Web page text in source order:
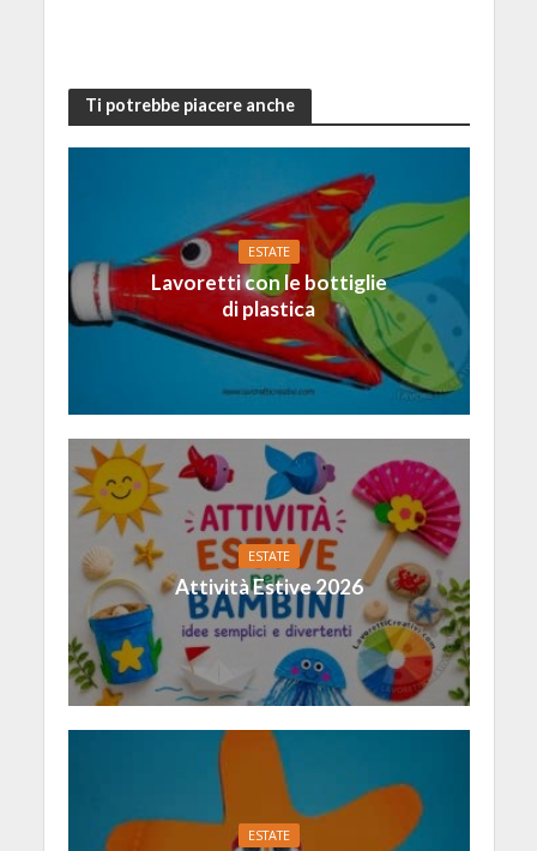
Ti potrebbe piacere anche
ESTATE
Lavoretti con le bottiglie
di plastica
ESTATE
Attività Estive 2026
ESTATE